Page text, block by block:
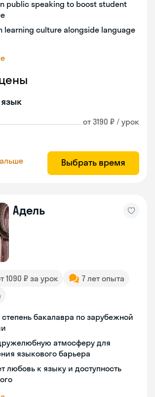
public speaking to boost student
learning culture alongside language
от 3190 ₽ / урок
Выбрать время
Адель
1090 ₽ за урок
7 лет опыта
степень бакалавра по зарубежной
атмосферу для
языкового барьера
любовь к языку и доступность